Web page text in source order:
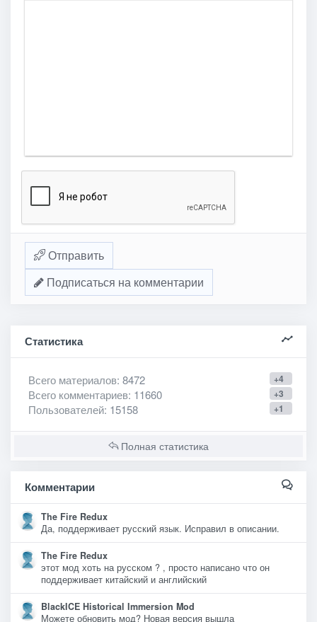
Отправить
Подписаться на комментарии
Статистика
+4
Всего материалов: 8472
+3
Всего комментариев: 11660
+1
Пользователей: 15158
Полная статистика
Комментарии
The Fire Redux
Да, поддерживает русский язык. Исправил в описании.
The Fire Redux
этот мод хоть на русском ? , просто написано что он
поддерживает китайский и английский
BlackICE Historical Immersion Mod
Можете обновить мод? Новая версия вышла